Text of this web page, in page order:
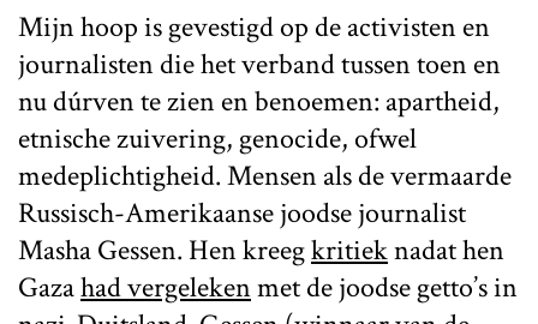
Mijn hoop is gevestigd op de activisten en
journalisten die het verband tussen toen en
nu dúrven te zien en benoemen: apartheid,
etnische zuivering, genocide, ofwel
medeplichtigheid. Mensen als de vermaarde
Russisch-Amerikaanse joodse journalist
Masha Gessen. Hen kreegkritieknadat hen
Gazahad vergelekenmet de joodse getto’s in